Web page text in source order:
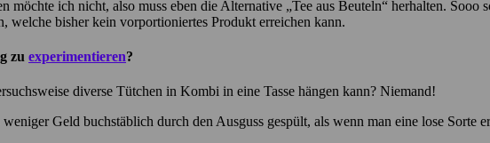
möchte ich nicht, also muss eben die Alternative „Tee aus Beuteln“ herhalten.
welche bisher kein vorportioniertes Produkt erreichen kann.
zu experimentieren?
diverse Tütchen in Kombi in eine Tasse hängen kann? Niemand!
Geld buchstäblich durch den Ausguss gespült, als wenn man eine lose Sorte